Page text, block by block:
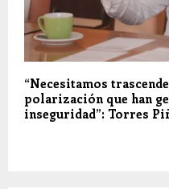
“Necesitamos
polarización que han
inseguridad”: Torres